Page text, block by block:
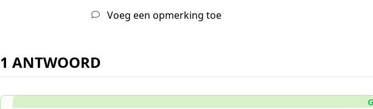
Voeg een opmerking toe
1 ANTWOORD